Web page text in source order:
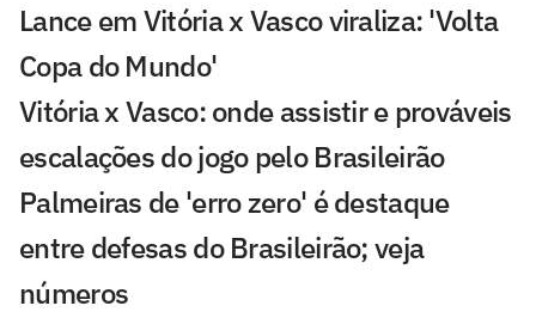
Lance em Vitória x Vasco viraliza: 'Volta
Copa do Mundo'
Vitória x Vasco: onde assistir e prováveis
escalações do jogo pelo Brasileirão
Palmeiras de 'erro zero' é destaque
entre defesas do Brasileirão; veja
números